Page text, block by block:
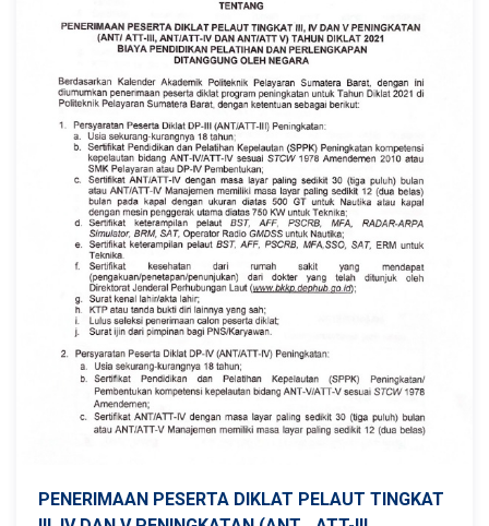
PENERIMAAN PESERTA DIKLAT PELAUT TINGKAT